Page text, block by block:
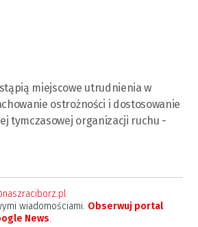
miejscowe utrudnienia w
ostrożności i dostosowanie
tymczasowej organizacji ruchu -
wiadomościami. Obserwuj portal
News.